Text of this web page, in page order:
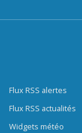
Flux RSS alertes
Flux RSS actualités
Widgets météo